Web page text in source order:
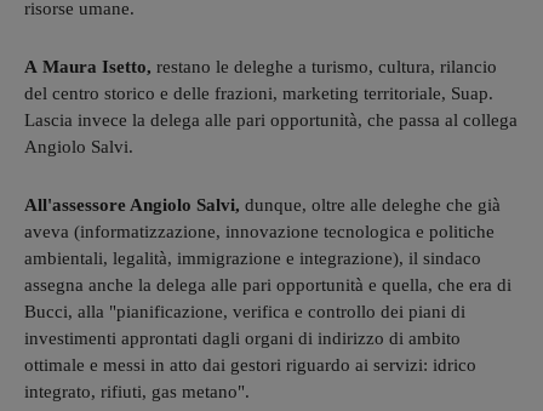
risorse umane.
A Maura Isetto, restano le deleghe a turismo, cultura, rilancio
del centro storico e delle frazioni, marketing territoriale, Suap.
Lascia invece la delega alle pari opportunità, che passa al collega
Angiolo Salvi.
All'assessore Angiolo Salvi, dunque, oltre alle deleghe che già
aveva (informatizzazione, innovazione tecnologica e politiche
ambientali, legalità, immigrazione e integrazione), il sindaco
assegna anche la delega alle pari opportunità e quella, che era di
Bucci, alla "pianificazione, verifica e controllo dei piani di
investimenti approntati dagli organi di indirizzo di ambito
ottimale e messi in atto dai gestori riguardo ai servizi: idrico
integrato, rifiuti, gas metano".